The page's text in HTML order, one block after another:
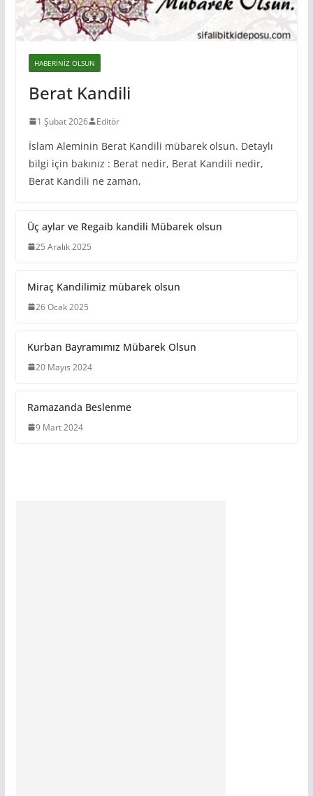
HABERINIZ OLSUN
Berat Kandili
1 Şubat 2026 Editör
İslam Aleminin Berat Kandili mübarek olsun. Detaylı
bilgi için bakınız : Berat nedir, Berat Kandili nedir,
Berat Kandili ne zaman,
Üç aylar ve Regaib kandili Mübarek olsun
25 Aralık 2025
Miraç Kandilimiz mübarek olsun
26 Ocak 2025
Kurban Bayramımız Mübarek Olsun
20 Mayıs 2024
Ramazanda Beslenme
9 Mart 2024